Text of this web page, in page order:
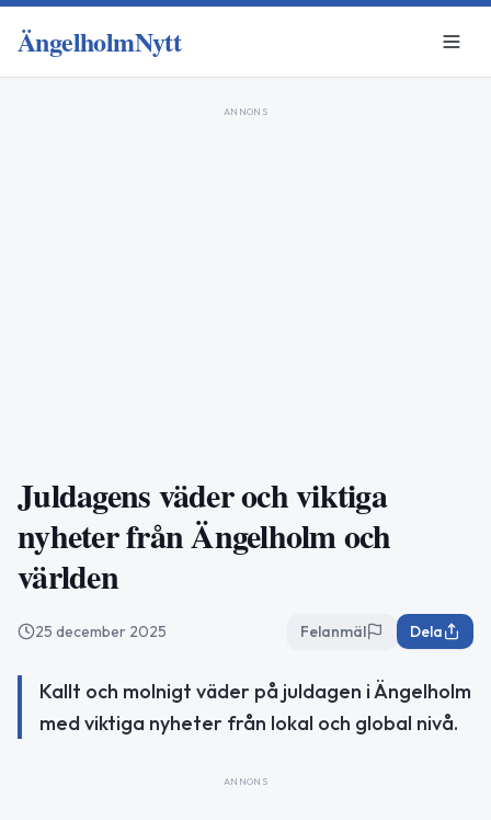
ÄngelholmNytt
ANNONS
Juldagens väder och viktiga
nyheter från Ängelholm och
världen
25 december 2025 Felanmäl Dela
Kallt och molnigt väder på juldagen i Ängelholm
med viktiga nyheter från lokal och global nivå.
ANNONS